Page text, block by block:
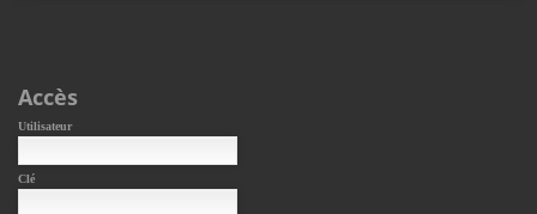
Accès
Utilisateur
Clé